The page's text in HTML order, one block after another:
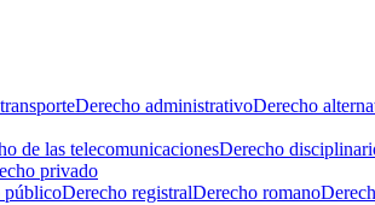
Derecho administrativoDerecho
de las telecomunicacionesDerecho
privado
públicoDerecho registralDerecho romano